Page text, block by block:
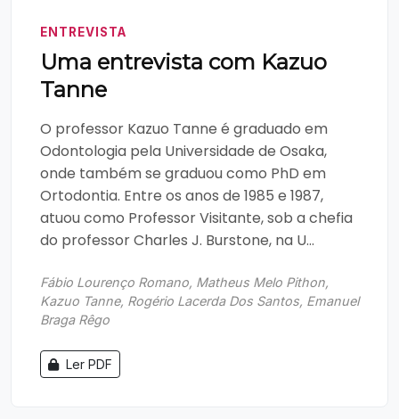
ENTREVISTA
Uma entrevista com Kazuo
Tanne
O professor Kazuo Tanne é graduado em
Odontologia pela Universidade de Osaka,
onde também se graduou como PhD em
Ortodontia. Entre os anos de 1985 e 1987,
atuou como Professor Visitante, sob a chefia
do professor Charles J. Burstone, na U...
Fábio Lourenço Romano, Matheus Melo Pithon,
Kazuo Tanne, Rogério Lacerda Dos Santos, Emanuel
Braga Rêgo
Ler PDF